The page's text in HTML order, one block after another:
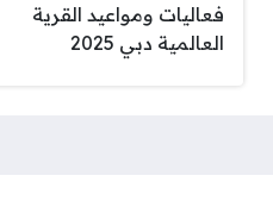
فعاليات ومواعيد القرية
العالمية دبي 2025